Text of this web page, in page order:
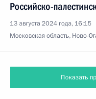
Российско-
13 августа 2024 года, 16:15
Московская область, Ново-
Показать